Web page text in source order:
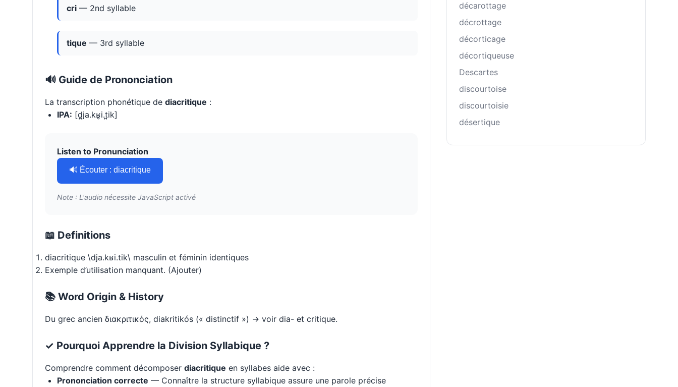
cri — 2nd syllable
tique — 3rd syllable
🔊 Guide de Prononciation
La transcription phonétique de diacritique :
IPA: [d̪ja.kʁ̥i.t̪ik]
Listen to Pronunciation
🔊 Écouter : diacritique
Note : L'audio nécessite JavaScript activé
📖 Definitions
diacritique \dja.kʁi.tik\ masculin et féminin identiques
Exemple d’utilisation manquant. (Ajouter)
📚 Word Origin & History
Du grec ancien διακριτικός, diakritikós (« distinctif ») → voir dia- et critique.
✓ Pourquoi Apprendre la Division Syllabique ?
Comprendre comment décomposer diacritique en syllabes aide avec :
Prononciation correcte — Connaître la structure syllabique assure une parole précise
décarottage
décrottage
décorticage
décortiqueuse
Descartes
discourtoise
discourtoisie
désertique